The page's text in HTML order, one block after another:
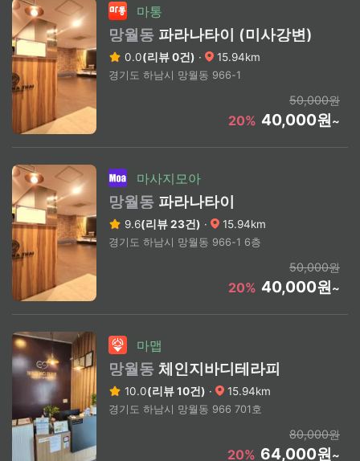
마통
망월동 파라나타이 (미사강변)
0.0(리뷰 0건) · 15.94km
경기도 하남시 망월동 966-1
50,000원
20% 40,000원~
마사지모아
망월동 파라나타이
9.6(리뷰 23건) · 15.94km
경기도 하남시 망월동 966-1 6층
50,000원
20% 40,000원~
마맵
망월동 체인지바디테라피
10.0(리뷰 10건) · 15.94km
경기도 하남시 망월동 966 701호
80,000원
20% 64,000원~